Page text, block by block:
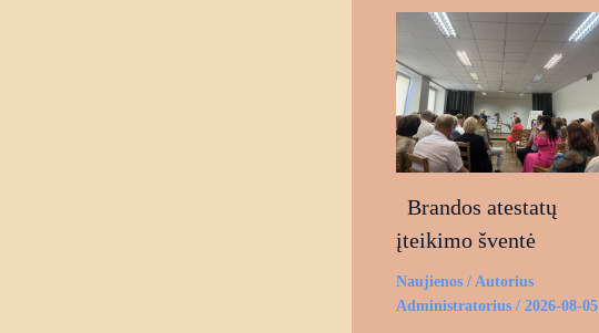
Brandos atestatų
įteikimo šventė
Naujienos / Autorius
Administratorius / 2026-08-05